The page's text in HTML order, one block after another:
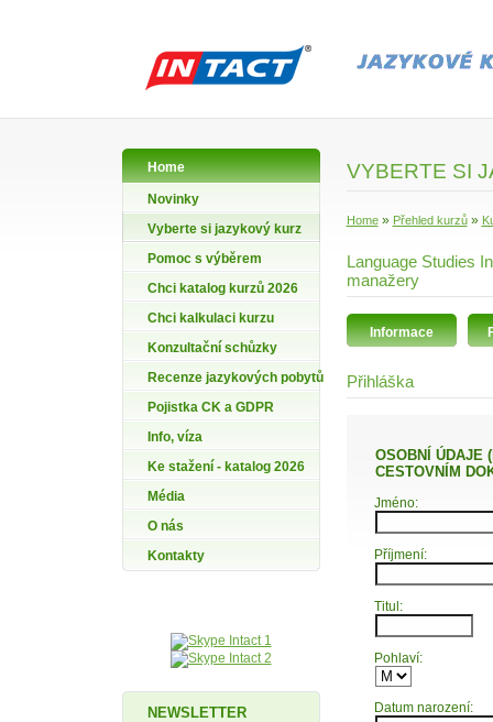
Home
Novinky
Vyberte si jazykový kurz
Pomoc s výběrem
Chci katalog kurzů 2026
Chci kalkulaci kurzu
Konzultační schůzky
Recenze jazykových pobytů
Pojistka CK a GDPR
Info, víza
Ke stažení - katalog 2026
Média
O nás
Kontakty
NEWSLETTER
VYBERTE SI
Home» Přehled kurzů»
Language Studies
manažery
Informace
Přihláška
OSOBNÍ ÚDAJE (PŘÍJMENÍ A JMÉNO VYPLŇTE PODLE ÚDAJŮ VE VAŠEM
CESTOVNÍM
Jméno:
Příjmení:
Titul:
Pohlaví:
Datum narození: